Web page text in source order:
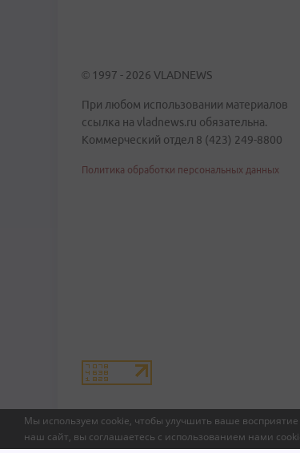
Мы используем cookie, чтобы улучшить ваше
наш сайт, вы соглашаетесь с использованием нами
© 1997 - 2026 VLADNEWS
При любом использовании материалов
ссылка на vladnews.ru обязательна.
Коммерческий отдел 8 (423) 249-8800
Политика обработки персональных данных